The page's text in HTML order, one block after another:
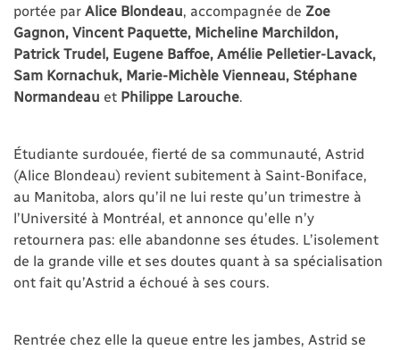
portée par Alice Blondeau , accompagnée de Zoe
Gagnon, Vincent Paquette, Micheline Marchildon,
Patrick Trudel, Eugene Baffoe, Amélie Pelletier-Lavack,
Sam Kornachuk, Marie-Michèle Vienneau, Stéphane
Normandeau et Philippe Larouche
Étudiante surdouée, fierté de sa communauté, Astrid
(Alice Blondeau) revient subitement à Saint-Boniface,
au Manitoba, alors qu’il ne lui reste qu’un trimestre à
l’Université à Montréal, et annonce qu’elle n’y
retournera pas: elle abandonne ses études. L’isolement
de la grande ville et ses doutes quant à sa spécialisation
ont fait qu’Astrid a échoué à ses cours.
Rentrée chez elle la queue entre les jambes, Astrid se